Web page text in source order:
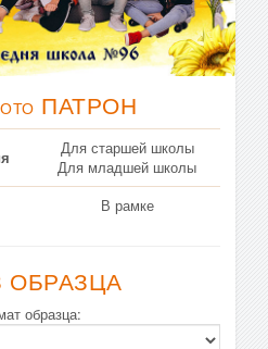
ПАТРОН
Для старшей школы
Для младшей школы
В рамке
ОБРАЗЦА
образца: